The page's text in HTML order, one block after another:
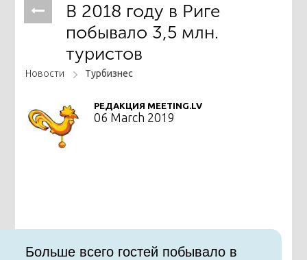
В 2018 году в Риге
побывало 3,5 млн.
туристов
Новости Турбизнес
РЕДАКЦИЯ MEETING.LV
06 March 2019
Больше всего гостей побывало в